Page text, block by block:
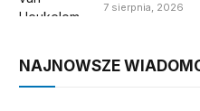
7 sierpnia, 2026
NAJNOWSZE